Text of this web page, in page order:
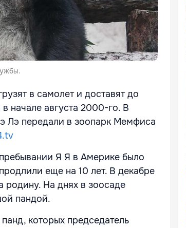
в самолет и доставят до
начале августа 2000-го. В
Лэ передали в зоопарк Мемфиса
Я Я в Америке было
еще на 10 лет. В декабре
родину. На днях в зоосаде
пандой.
которых председатель